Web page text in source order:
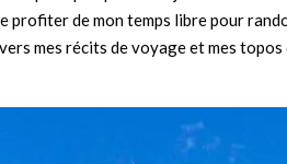
profiter de mon temps libre pour
mes récits de voyage et mes topos